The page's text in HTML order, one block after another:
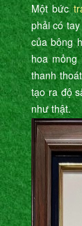
Một bức
phải có
của bông
hoa
thanh
tạo ra độ
như thật.